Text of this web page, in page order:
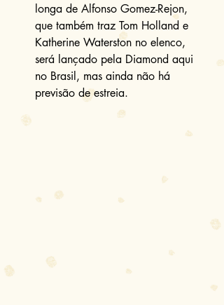
longa de Alfonso Gomez-Rejon,
que também traz Tom Holland e
Katherine Waterston no elenco,
será lançado pela Diamond aqui
no Brasil, mas ainda não há
previsão de estreia.